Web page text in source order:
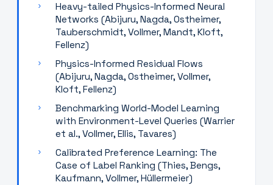
›
Heavy-tailed Physics-Informed Neural
Networks (Abijuru, Nagda, Ostheimer,
Tauberschmidt, Vollmer, Mandt, Kloft,
Fellenz)
›
Physics-Informed Residual Flows
(Abijuru, Nagda, Ostheimer, Vollmer,
Kloft, Fellenz)
›
Benchmarking World-Model Learning
with Environment-Level Queries (Warrier
et al., Vollmer, Ellis, Tavares)
›
Calibrated Preference Learning: The
Case of Label Ranking (Thies, Bengs,
Kaufmann, Vollmer, Hüllermeier)